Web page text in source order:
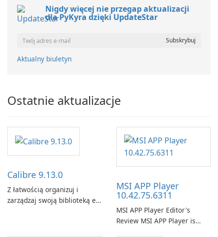
Nigdy więcej nie przegap aktualizacji
dla PyKyra dzięki UpdateStar
Aktualny biuletyn
Ostatnie aktualizacje
Calibre 9.13.0
Z łatwością organizuj i
zarządzaj swoją biblioteką e-
MSI APP Player
10.42.75.6311
MSI APP Player Editor's
Review MSI APP Player is